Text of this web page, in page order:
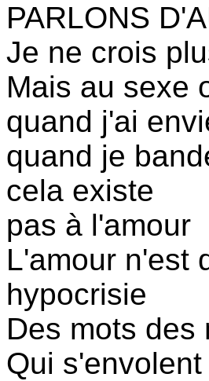
PARLONS
Je ne crois
Mais au sexe
quand j'ai
quand je
cela existe
pas à l'amour
L'amour n'est
hypocrisie
Des mots des
Qui